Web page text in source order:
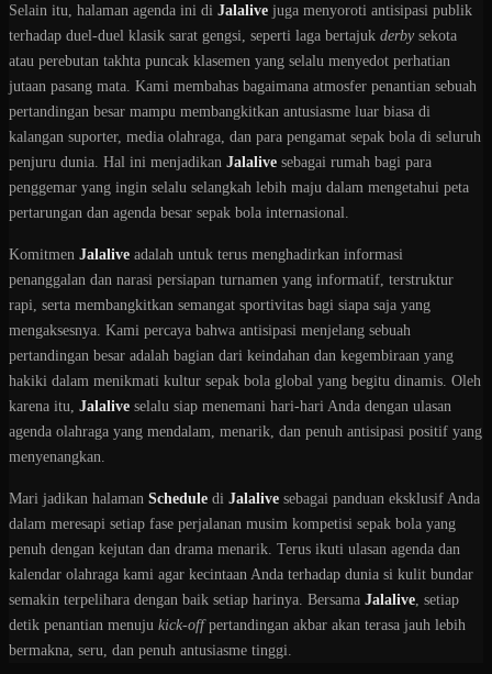
Selain itu, halaman agenda ini di Jalalive juga menyoroti antisipasi publik
terhadap duel-duel klasik sarat gengsi, seperti laga bertajuk derby sekota
atau perebutan takhta puncak klasemen yang selalu menyedot perhatian
jutaan pasang mata. Kami membahas bagaimana atmosfer penantian sebuah
pertandingan besar mampu membangkitkan antusiasme luar biasa di
kalangan suporter, media olahraga, dan para pengamat sepak bola di seluruh
penjuru dunia. Hal ini menjadikan Jalalive sebagai rumah bagi para
penggemar yang ingin selalu selangkah lebih maju dalam mengetahui peta
pertarungan dan agenda besar sepak bola internasional.
Komitmen Jalalive adalah untuk terus menghadirkan informasi
penanggalan dan narasi persiapan turnamen yang informatif, terstruktur
rapi, serta membangkitkan semangat sportivitas bagi siapa saja yang
mengaksesnya. Kami percaya bahwa antisipasi menjelang sebuah
pertandingan besar adalah bagian dari keindahan dan kegembiraan yang
hakiki dalam menikmati kultur sepak bola global yang begitu dinamis. Oleh
karena itu, Jalalive selalu siap menemani hari-hari Anda dengan ulasan
agenda olahraga yang mendalam, menarik, dan penuh antisipasi positif yang
menyenangkan.
Mari jadikan halaman Schedule di Jalalive sebagai panduan eksklusif Anda
dalam meresapi setiap fase perjalanan musim kompetisi sepak bola yang
penuh dengan kejutan dan drama menarik. Terus ikuti ulasan agenda dan
kalendar olahraga kami agar kecintaan Anda terhadap dunia si kulit bundar
semakin terpelihara dengan baik setiap harinya. Bersama Jalalive, setiap
detik penantian menuju kick-offpertandingan akbar akan terasa jauh lebih
bermakna, seru, dan penuh antusiasme tinggi.